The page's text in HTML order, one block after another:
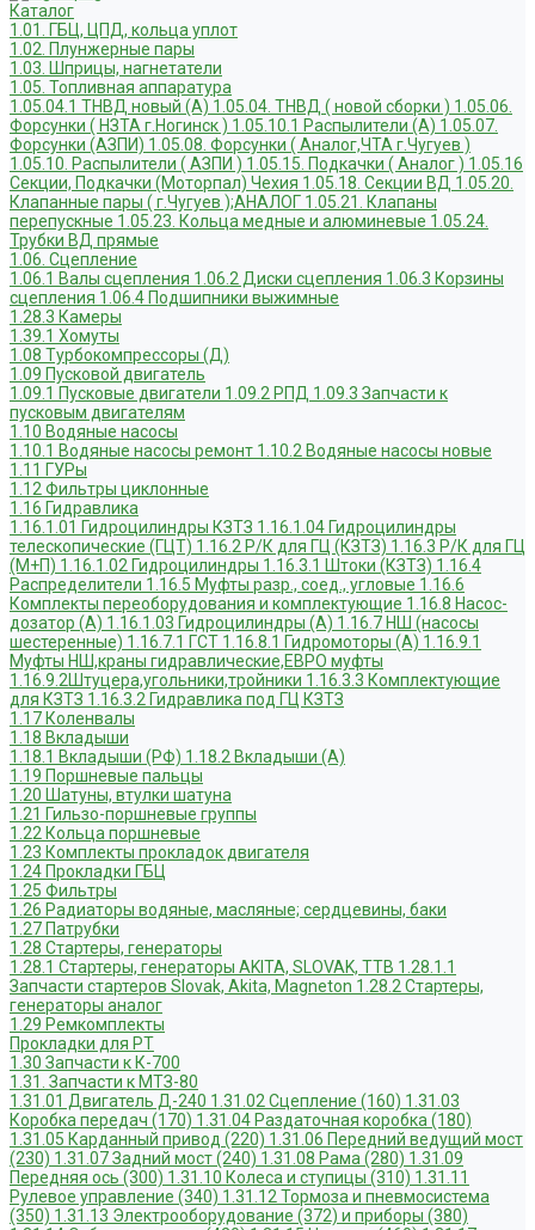
Каталог
1.01. ГБЦ, ЦПД, кольца уплот
1.02. Плунжерные пары
1.03. Шприцы, нагнетатели
1.05. Топливная аппаратура
1.05.04.1 ТНВД новый (А) 1.05.04. ТНВД ( новой сборки ) 1.05.06.
Форсунки ( НЗТА г.Ногинск ) 1.05.10.1 Распылители (А) 1.05.07.
Форсунки (АЗПИ) 1.05.08. Форсунки ( Аналог,ЧТА г.Чугуев )
1.05.10. Распылители ( АЗПИ ) 1.05.15. Подкачки ( Аналог ) 1.05.16
Секции, Подкачки (Моторпал) Чехия 1.05.18. Секции ВД 1.05.20.
Клапанные пары ( г.Чугуев );АНАЛОГ 1.05.21. Клапаны
перепускные 1.05.23. Кольца медные и алюминевые 1.05.24.
Трубки ВД прямые
1.06. Сцепление
1.06.1 Валы сцепления 1.06.2 Диски сцепления 1.06.3 Корзины
сцепления 1.06.4 Подшипники выжимные
1.28.3 Камеры
1.39.1 Хомуты
1.08 Турбокомпрессоры (Д)
1.09 Пусковой двигатель
1.09.1 Пусковые двигатели 1.09.2 РПД 1.09.3 Запчасти к
пусковым двигателям
1.10 Водяные насосы
1.10.1 Водяные насосы ремонт 1.10.2 Водяные насосы новые
1.11 ГУРы
1.12 Фильтры циклонные
1.16 Гидравлика
1.16.1.01 Гидроцилиндры КЗТЗ 1.16.1.04 Гидроцилиндры
телескопические (ГЦТ) 1.16.2 Р/К для ГЦ (КЗТЗ) 1.16.3 Р/К для ГЦ
(М+П) 1.16.1.02 Гидроцилиндры 1.16.3.1 Штоки (КЗТЗ) 1.16.4
Распределители 1.16.5 Муфты разр., соед., угловые 1.16.6
Комплекты переоборудования и комплектующие 1.16.8 Насос-
дозатор (А) 1.16.1.03 Гидроцилиндры (А) 1.16.7 НШ (насосы
шестеренные) 1.16.7.1 ГСТ 1.16.8.1 Гидромоторы (А) 1.16.9.1
Муфты НШ,краны гидравлические,ЕВРО муфты
1.16.9.2Штуцера,угольники,тройники 1.16.3.3 Комплектующие
для КЗТЗ 1.16.3.2 Гидравлика под ГЦ КЗТЗ
1.17 Коленвалы
1.18 Вкладыши
1.18.1 Вкладыши (РФ) 1.18.2 Вкладыши (А)
1.19 Поршневые пальцы
1.20 Шатуны, втулки шатуна
1.21 Гильзо-поршневые группы
1.22 Кольца поршневые
1.23 Комплекты прокладок двигателя
1.24 Прокладки ГБЦ
1.25 Фильтры
1.26 Радиаторы водяные, масляные; сердцевины, баки
1.27 Патрубки
1.28 Стартеры, генераторы
1.28.1 Стартеры, генераторы AKITA, SLOVAK, ТТВ 1.28.1.1
Запчасти стартеров Slovak, Akita, Magneton 1.28.2 Стартеры,
генераторы аналог
1.29 Ремкомплекты
Прокладки для РТ
1.30 Запчасти к К-700
1.31. Запчасти к МТЗ-80
1.31.01 Двигатель Д-240 1.31.02 Сцепление (160) 1.31.03
Коробка передач (170) 1.31.04 Раздаточная коробка (180)
1.31.05 Карданный привод (220) 1.31.06 Передний ведущий мост
(230) 1.31.07 Задний мост (240) 1.31.08 Рама (280) 1.31.09
Передняя ось (300) 1.31.10 Колеса и ступицы (310) 1.31.11
Рулевое управление (340) 1.31.12 Тормоза и пневмосистема
(350) 1.31.13 Электрооборудование (372) и приборы (380)